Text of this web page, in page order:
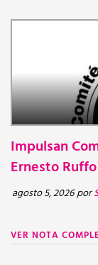
Impulsan
Ernesto Ruffo
agosto 5, 2026por
VER NOTA